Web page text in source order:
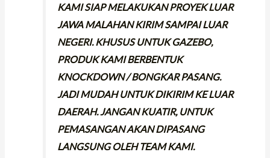
KAMI SIAP MELAKUKAN PROYEK LUAR
JAWA MALAHAN KIRIM SAMPAI LUAR
NEGERI. KHUSUS UNTUK GAZEBO,
PRODUK KAMI BERBENTUK
KNOCKDOWN / BONGKAR PASANG.
JADI MUDAH UNTUK DIKIRIM KE LUAR
DAERAH. JANGAN KUATIR, UNTUK
PEMASANGAN AKAN DIPASANG
LANGSUNG OLEH TEAM KAMI.